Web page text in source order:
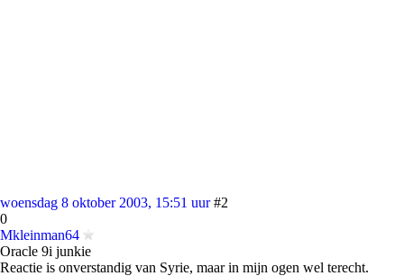
woensdag 8 oktober 2003, 15:51 uur #2
0
Mkleinman64
Oracle 9i junkie
Reactie is onverstandig van Syrie, maar in mijn ogen wel terecht.